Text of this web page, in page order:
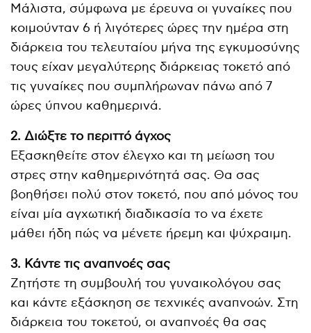
Μάλιστα, σύμφωνα με έρευνα οι γυναίκες που
κοιμούνταν 6 ή λιγότερες ώρες την ημέρα στη
διάρκεια του τελευταίου μήνα της εγκυμοσύνης
τους είχαν μεγαλύτερης διάρκειας τοκετό από
τις γυναίκες που συμπλήρωναν πάνω από 7
ώρες ύπνου καθημερινά.
2. Διώξτε το περιττό άγχος
Εξασκηθείτε στον έλεγχο και τη μείωση του
στρες στην καθημερινότητά σας. Θα σας
βοηθήσει πολύ στον τοκετό, που από μόνος του
είναι μία αγχωτική διαδικασία το να έχετε
μάθει ήδη πώς να μένετε ήρεμη και ψύχραιμη.
3. Κάντε τις αναπνοές σας
Ζητήστε τη συμβουλή του γυναικολόγου σας
και κάντε εξάσκηση σε τεχνικές αναπνοών. Στη
διάρκεια του τοκετού, οι αναπνοές θα σας